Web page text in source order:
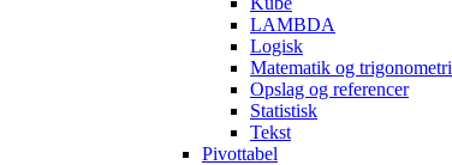
LAMBDA
Logisk
Matematik og trigonometri
Opslag og referencer
Statistisk
Tekst
Pivottabel